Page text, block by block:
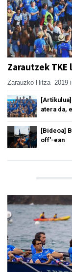
Zarautzek
Zarauzko Hitza 2019
atera da,
[Bideoa]
off'-ean